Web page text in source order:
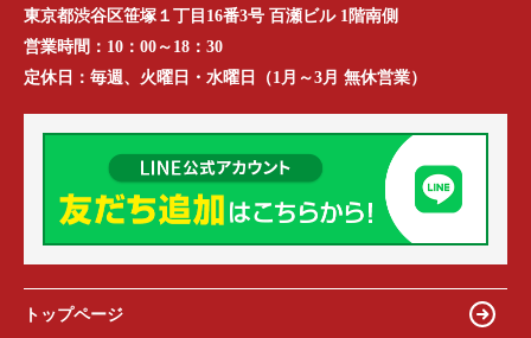
東京都渋谷区笹塚１丁目16番3号 百瀬ビル 1階南側
営業時間： 10：00～18：30
定休日： 毎週、火曜日・水曜日（1月～3月 無休営業）
トップページ